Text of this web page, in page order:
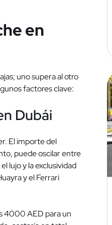
en
uno supera al otro
factores clave:
Dubái
El importe del
puede oscilar entre
lujo y la exclusividad
y el Ferrari
4000 AED para un